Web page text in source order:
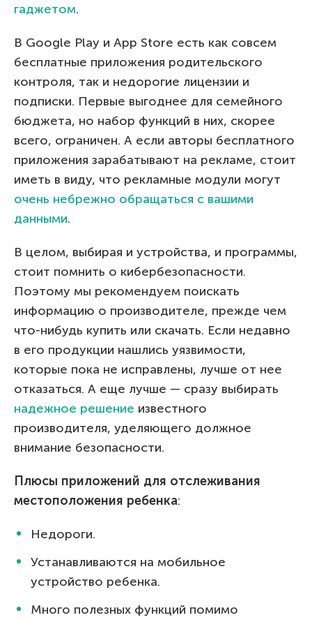
гаджетом.
В Google Play и App Store есть как совсем
бесплатные приложения родительского
контроля, так и недорогие лицензии и
подписки. Первые выгоднее для семейного
бюджета, но набор функций в них, скорее
всего, ограничен. А если авторы бесплатного
приложения зарабатывают на рекламе, стоит
иметь в виду, что рекламные модули могут
очень небрежно обращаться с вашими
данными.
В целом, выбирая и устройства, и программы,
стоит помнить о кибербезопасности.
Поэтому мы рекомендуем поискать
информацию о производителе, прежде чем
что-нибудь купить или скачать. Если недавно
в его продукции нашлись уязвимости,
которые пока не исправлены, лучше от нее
отказаться. А еще лучше — сразу выбирать
надежное решение известного
производителя, уделяющего должное
внимание безопасности.
Плюсы приложений для отслеживания
местоположения ребенка:
Недороги.
Устанавливаются на мобильное
устройство ребенка.
Много полезных функций помимо